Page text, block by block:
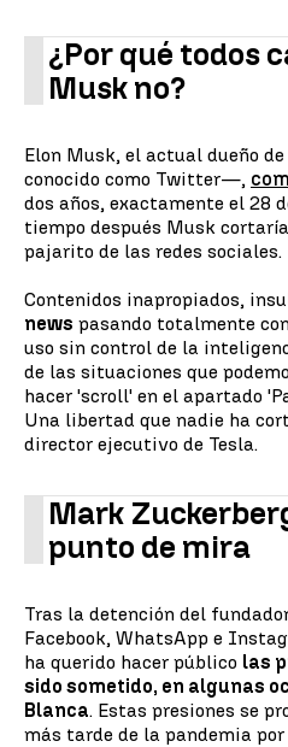
¿Por qué todos
Musk no?
Elon Musk, el actual dueño
conocido como Twitter—,
dos años, exactamente el 28
tiempo después Musk
pajarito de las redes sociales.
Contenidos inapropiados,
news pasando totalmente
uso sin control de la
de las situaciones que
hacer 'scroll' en el apartado
Una libertad que nadie ha
director ejecutivo de Tesla.
Mark
punto de mira
Tras la detención del
Facebook, WhatsApp e
ha querido hacer público las
sido sometido, en algunas
Blanca. Estas presiones se
más tarde de la pandemia